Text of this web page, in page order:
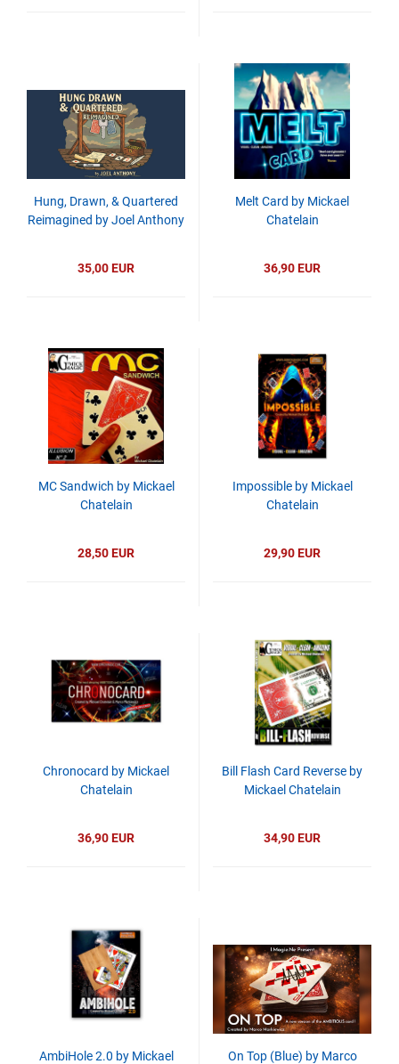
Hung, Drawn, & Quartered
Reimagined by Joel Anthony
35,00 EUR
Melt Card by Mickael
Chatelain
36,90 EUR
MC Sandwich by Mickael
Chatelain
28,50 EUR
Impossible by Mickael
Chatelain
29,90 EUR
Chronocard by Mickael
Chatelain
36,90 EUR
Bill Flash Card Reverse by
Mickael Chatelain
34,90 EUR
AmbiHole 2.0 by Mickael On Top (Blue) by Marco